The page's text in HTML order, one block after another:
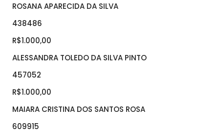
ROSANA APARECIDA DA SILVA
438486
R$1.000,00
ALESSANDRA TOLEDO DA SILVA PINTO
457052
R$1.000,00
MAIARA CRISTINA DOS SANTOS ROSA
609915